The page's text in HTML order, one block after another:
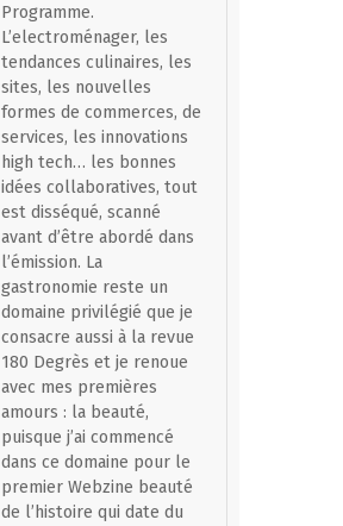
Programme.
L’electroménager, les
tendances culinaires, les
sites, les nouvelles
formes de commerces, de
services, les innovations
high tech… les bonnes
idées collaboratives, tout
est disséqué, scanné
avant d’être abordé dans
l’émission. La
gastronomie reste un
domaine privilégié que je
consacre aussi à la revue
180 Degrès et je renoue
avec mes premières
amours : la beauté,
puisque j’ai commencé
dans ce domaine pour le
premier Webzine beauté
de l’histoire qui date du